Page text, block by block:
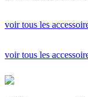
voir tous les
voir tous les